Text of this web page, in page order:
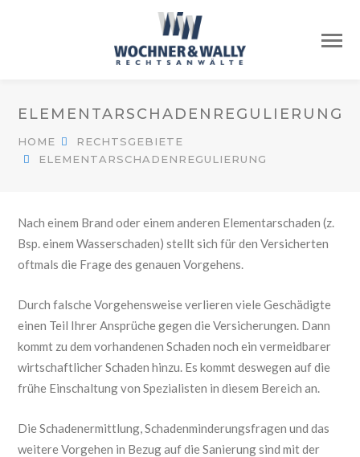
ELEMENTARSCHADENREGULIERUNG
HOME
RECHTSGEBIETE
ELEMENTARSCHADENREGULIERUNG
Nach einem Brand oder einem anderen Elementarschaden (z.
Bsp. einem Wasserschaden) stellt sich für den Versicherten
oftmals die Frage des genauen Vorgehens.
Durch falsche Vorgehensweise verlieren viele Geschädigte
einen Teil Ihrer Ansprüche gegen die Versicherungen. Dann
kommt zu dem vorhandenen Schaden noch ein vermeidbarer
wirtschaftlicher Schaden hinzu. Es kommt deswegen auf die
frühe Einschaltung von Spezialisten in diesem Bereich an.
Die Schadenermittlung, Schadenminderungsfragen und das
weitere Vorgehen in Bezug auf die Sanierung sind mit der